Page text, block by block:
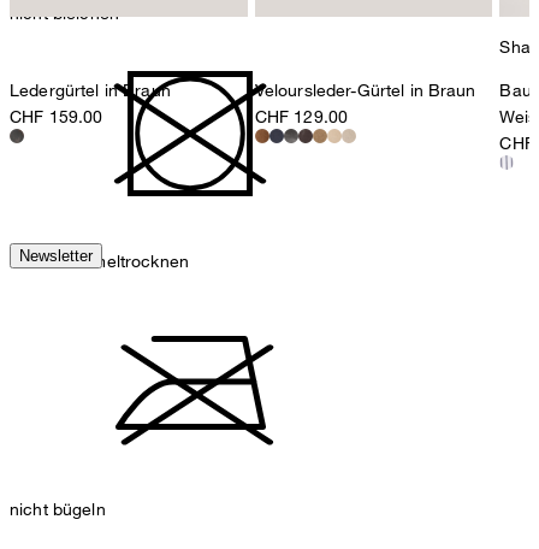
nicht bleichen
nicht Trommeltrocknen
nicht bügeln
Ledergürtel in Braun
CHF 159.00
Veloursleder-Gürtel in Braun
CHF 129.00
Newsletter